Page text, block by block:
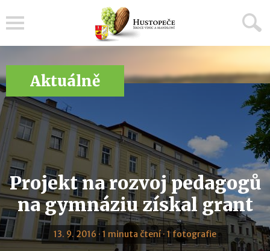
Aktuálně
Projekt na rozvoj pedagogů
na gymnáziu získal grant
13. 9. 2016 · 1 minuta čtení · 1 fotografie